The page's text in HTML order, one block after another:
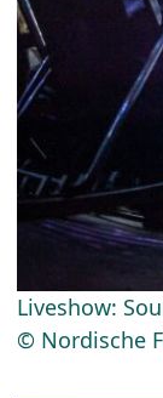
Liveshow:
© Nordische